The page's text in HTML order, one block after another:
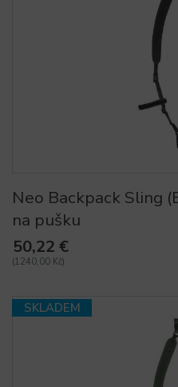
Neo Backpack Sling
na pušku
50,22 €
(1240,00 Kč)
SKLADEM